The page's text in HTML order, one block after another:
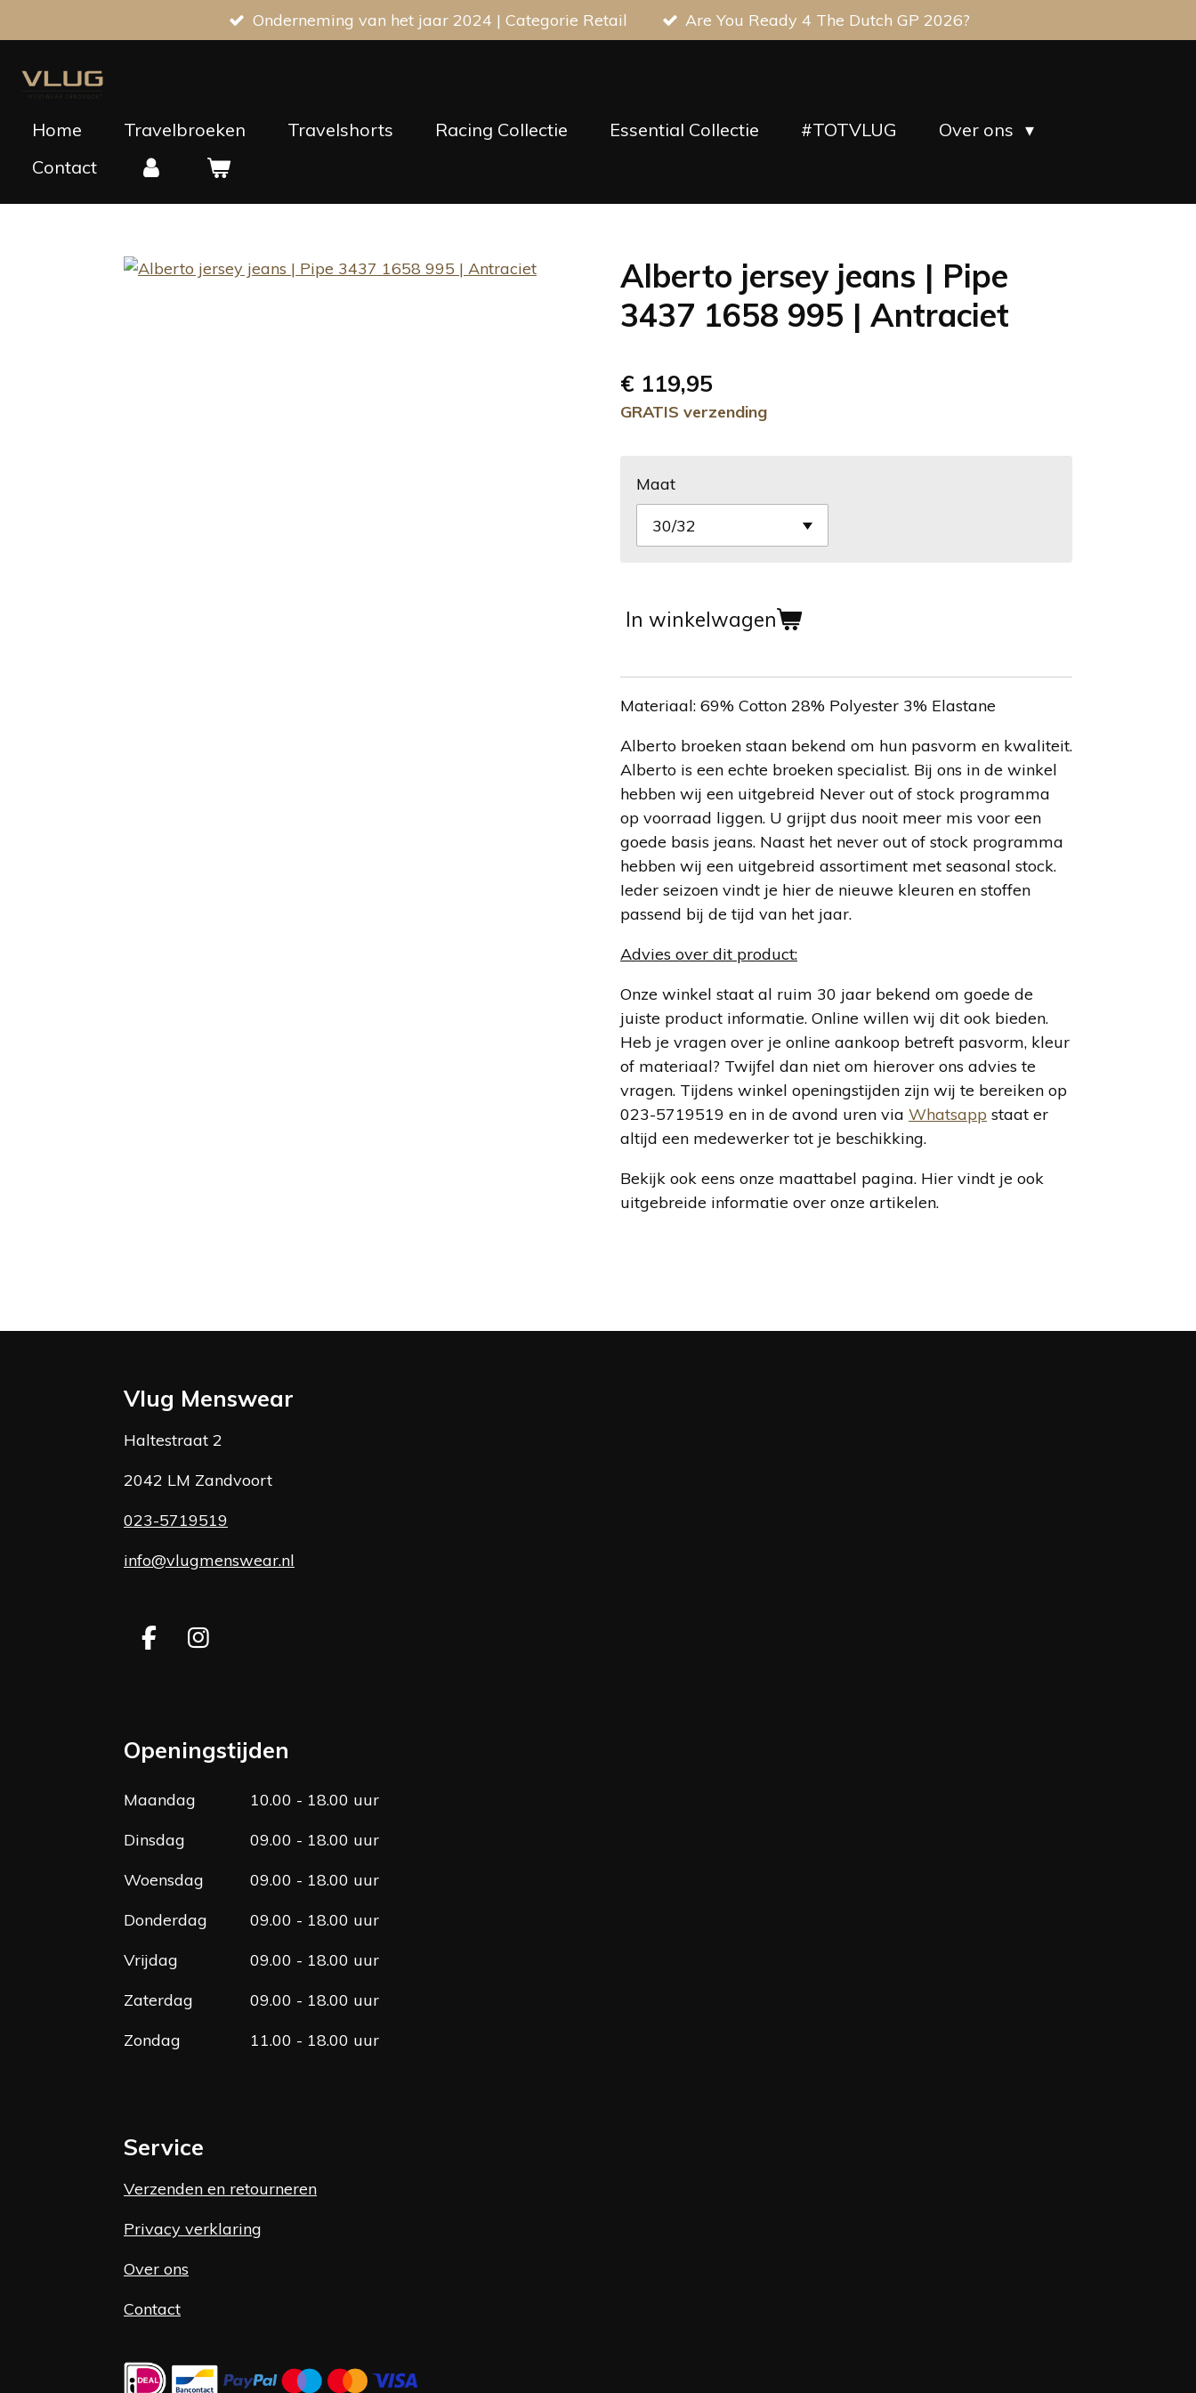
direct
naar
Onderneming van het jaar 2024 | Categorie Retail Are You Ready 4 The Dutch GP 2026?
Home Travelbroeken Travelshorts Racing Collectie Essential Collectie #TOTVLUG
Over ons
Contact
Alberto jersey jeans | Pipe
3437 1658 995 | Antraciet
€ 119,95
GRATIS verzending
Maat
In winkelwagen
Materiaal: 69% Cotton 28% Polyester 3% Elastane
Alberto broeken staan bekend om hun pasvorm en kwaliteit.
Alberto is een echte broeken specialist. Bij ons in de winkel
hebben wij een uitgebreid Never out of stock programma
op voorraad liggen. U grijpt dus nooit meer mis voor een
goede basis jeans. Naast het never out of stock programma
hebben wij een uitgebreid assortiment met seasonal stock.
Ieder seizoen vindt je hier de nieuwe kleuren en stoffen
passend bij de tijd van het jaar.
Advies over dit product:
Onze winkel staat al ruim 30 jaar bekend om goede de
juiste product informatie. Online willen wij dit ook bieden.
Heb je vragen over je online aankoop betreft pasvorm, kleur
of materiaal? Twijfel dan niet om hierover ons advies te
vragen. Tijdens winkel openingstijden zijn wij te bereiken op
023-5719519 en in de avond uren via Whatsapp staat er
altijd een medewerker tot je beschikking.
Bekijk ook eens onze maattabel pagina. Hier vindt je ook
uitgebreide informatie over onze artikelen.
Vlug Menswear
Haltestraat 2
2042 LM Zandvoort
023-5719519
info@vlugmenswear.nl
F
b
o
I
a
g
Openingstijden
Maandag
10.00 - 18.00 uur
Dinsdag
09.00 - 18.00 uur
Woensdag
09.00 - 18.00 uur
Donderdag
09.00 - 18.00 uur
Vrijdag
09.00 - 18.00 uur
Zaterdag
09.00 - 18.00 uur
Zondag
11.00 - 18.00 uur
Service
Verzenden en retourneren
Privacy verklaring
Over ons
Contact